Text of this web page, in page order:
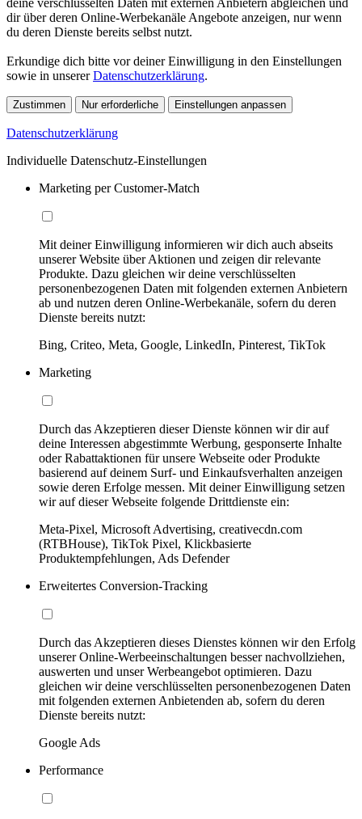
deine verschlüsselten Daten mit externen Anbietern abgleichen und
dir über deren Online-Werbekanäle Angebote anzeigen, nur wenn
du deren Dienste bereits selbst nutzt.
Erkundige dich bitte vor deiner Einwilligung in den Einstellungen
sowie in unsererDatenschutzerklärung.
Zustimmen Nur erforderliche Einstellungen anpassen
Datenschutzerklärung
Individuelle Datenschutz-Einstellungen
Marketing per Customer-Match
Mit deiner Einwilligung informieren wir dich auch abseits
unserer Website über Aktionen und zeigen dir relevante
Produkte. Dazu gleichen wir deine verschlüsselten
personenbezogenen Daten mit folgenden externen Anbietern
ab und nutzen deren Online-Werbekanäle, sofern du deren
Dienste bereits nutzt:
Bing, Criteo, Meta, Google, LinkedIn, Pinterest, TikTok
Marketing
Durch das Akzeptieren dieser Dienste können wir dir auf
deine Interessen abgestimmte Werbung, gesponserte Inhalte
oder Rabattaktionen für unsere Webseite oder Produkte
basierend auf deinem Surf- und Einkaufsverhalten anzeigen
sowie deren Erfolge messen. Mit deiner Einwilligung setzen
wir auf dieser Webseite folgende Drittdienste ein:
Meta-Pixel, Microsoft Advertising, creativecdn.com
(RTBHouse), TikTok Pixel, Klickbasierte
Produktempfehlungen, Ads Defender
Erweitertes Conversion-Tracking
Durch das Akzeptieren dieses Dienstes können wir den Erfolg
unserer Online-Werbeeinschaltungen besser nachvollziehen,
auswerten und unser Werbeangebot optimieren. Dazu
gleichen wir deine verschlüsselten personenbezogenen Daten
mit folgenden externen Anbietenden ab, sofern du deren
Dienste bereits nutzt:
Google Ads
Performance